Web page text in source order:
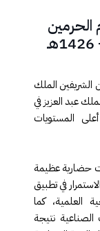
الشريفين) 1402هـ (1982م) – 1426هـ
الحرمين الشريفين الملك
عبد العزيز في
المستويات
حضارية عظيمة
في تطبيق
العلمية، كما
نتيجة